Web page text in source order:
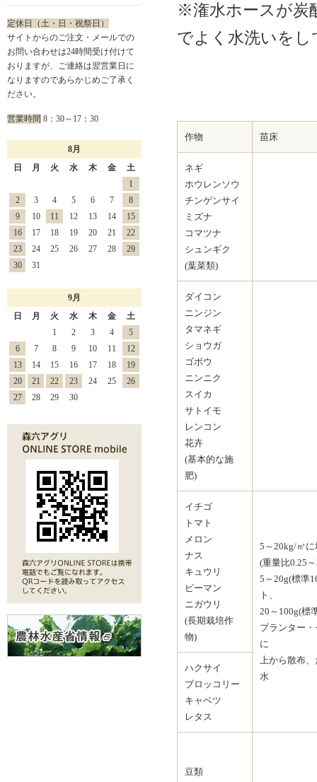
※潅水ホースが炭
でよく水洗いを
作物 苗床
ネギ
ホウレンソウ
チンゲンサイ
ミズナ
コマツナ
シュンギク
(葉菜類)
ダイコン
ニンジン
タマネギ
ショウガ
ゴボウ
ニンニク
スイカ
サトイモ
レンコン
花卉
(基本的な施
肥)
イチゴ
トマト
メロン
ナス
キュウリ
ピーマン
ニガウリ
(長期栽培作
物)
5～20kg/㎥
(重量比0.25
5～20g(標準
ト、
20～100g(標
プランター
に
上から散布
水
ハクサイ
ブロッコリー
キャベツ
レタス
豆類
定休日（土・日・祝祭日）
サイトからのご注文・メールでの
お問い合わせは24時間受け付けて
おりますが、ご連絡は翌営業日に
なりますのであらかじめご了承く
ださい。
営業時間 8：30～17：30
8月
日
月 火 水 木 金
土
1
2
3 4 5 6 7
8
9
10 11 12 13 14
15
16
17 18 19 20 21
22
23
24 25 26 27 28
29
30
31
9月
日
月 火 水 木 金
土
1
2 3 4
5
6
7 8 9 10 11
12
13
14 15 16 17 18
19
20
21 22 23 24 25
26
27
28 29 30